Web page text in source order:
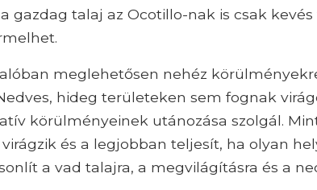
gazdag talaj az Ocotillo-nak is csak kevés
meglehetősen nehéz
hideg területeken sem fognak
körülményeinek utánozása szolgál.
és a legjobban teljesít, ha olyan
a vad talajra, a megvilágításra és a